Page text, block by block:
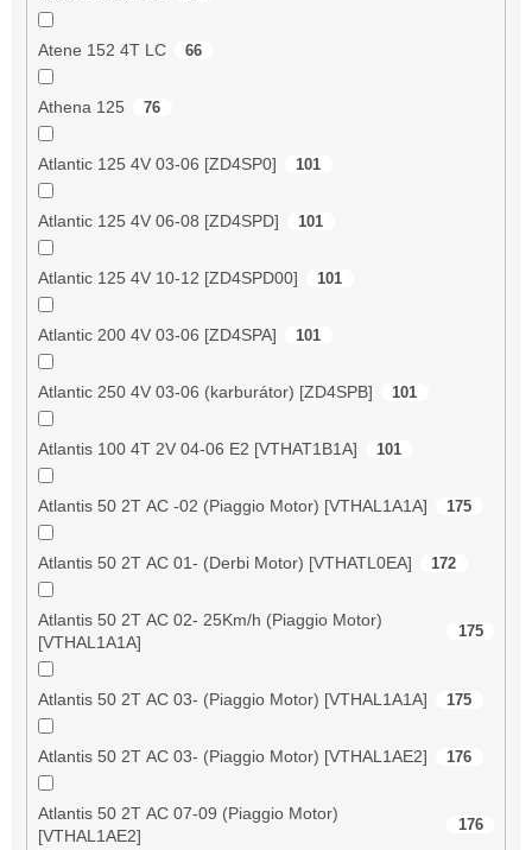
Atene 152 4T LC 66
Athena 125 76
Atlantic 125 4V 03-06 [ZD4SP0] 101
Atlantic 125 4V 06-08 [ZD4SPD] 101
Atlantic 125 4V 10-12 [ZD4SPD00] 101
Atlantic 200 4V 03-06 [ZD4SPA] 101
Atlantic 250 4V 03-06 (karburátor) [ZD4SPB] 101
Atlantis 100 4T 2V 04-06 E2 [VTHAT1B1A] 101
Atlantis 50 2T AC -02 (Piaggio Motor) [VTHAL1A1A] 175
Atlantis 50 2T AC 01- (Derbi Motor) [VTHATL0EA] 172
Atlantis 50 2T AC 02- 25Km/h (Piaggio Motor)
[VTHAL1A1A]
175
Atlantis 50 2T AC 03- (Piaggio Motor) [VTHAL1A1A] 175
Atlantis 50 2T AC 03- (Piaggio Motor) [VTHAL1AE2] 176
Atlantis 50 2T AC 07-09 (Piaggio Motor)
[VTHAL1AE2]
176